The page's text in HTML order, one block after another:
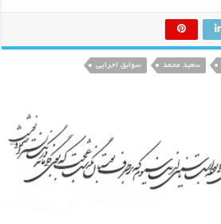
سعید محمد سوابق اجرایی